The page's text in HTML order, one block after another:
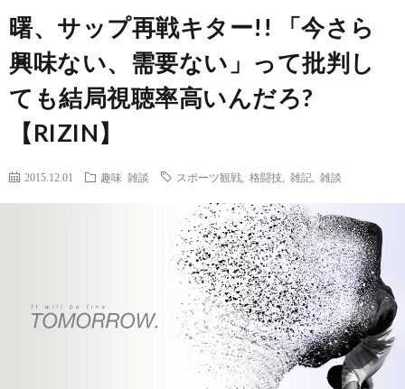
ン
ナ
ッ
ン
グ
観
マ
ン
ガ・
ャ
ラ
リ
ホ
ー
ム
曙、サップ再戦キター!! 「今さら
興味ない、需要ない」って批判し
ても結局視聴率高いんだろ?
【RIZIN】
2015.12.01 趣味 雑談 スポーツ観戦 格闘技 雑記 雑談